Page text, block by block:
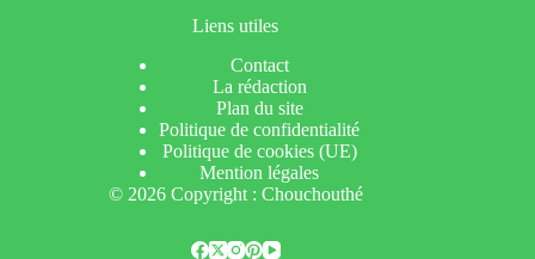
Liens utiles
Contact
La rédaction
Plan du site
Politique de confidentialité
Politique de cookies (UE)
Mention légales
© 2026 Copyright : Chouchouthé